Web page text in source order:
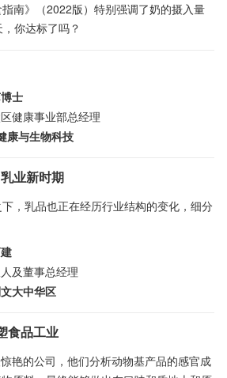
指南》（2022版）特别强调了奶的摄入量
你达标了吗？
士
健康事业部总经理
康与生物科技
乳业新时期
，乳品也正在经历行业结构的变化，细分
及董事总经理
大中华区
食品工业
艳的公司，他们分析动物基产品的感官成